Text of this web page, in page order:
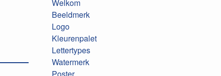
Welkom
Beeldmerk
Logo
Kleurenpalet
Lettertypes
Watermerk